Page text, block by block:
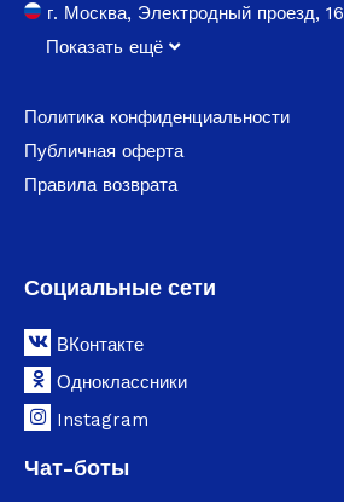
г. Москва, Электродный проезд, 16
Показать ещё
Политика конфиденциальности
Публичная оферта
Правила возврата
Социальные сети
ВКонтакте
Одноклассники
Instagram
Чат-боты